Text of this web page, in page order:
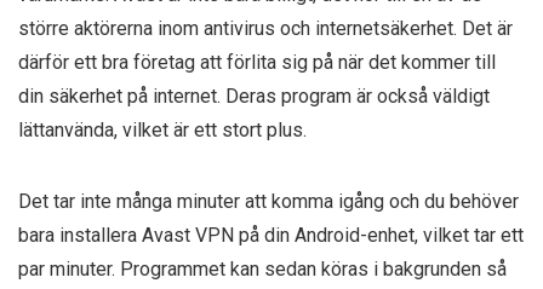
större aktörerna inom antivirus och internetsäkerhet. Det är
därför ett bra företag att förlita sig på när det kommer till
din säkerhet på internet. Deras program är också väldigt
lättanvända, vilket är ett stort plus.
Det tar inte många minuter att komma igång och du behöver
bara installera Avast VPN på din Android-enhet, vilket tar ett
par minuter. Programmet kan sedan köras i bakgrunden så